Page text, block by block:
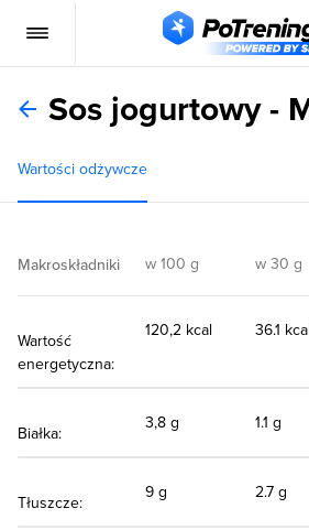
Sos jogurtowy -
Wartości odżywcze
Makroskładniki w 100 g w 30 g
Wartość
energetyczna:
120,2 kcal 36.1 kcal
Białka:
3,8 g 1.1 g
Tłuszcze:
9 g 2.7 g